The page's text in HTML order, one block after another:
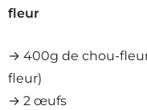
fleur
→ 400g de chou-
fleur)
→ 2 œufs